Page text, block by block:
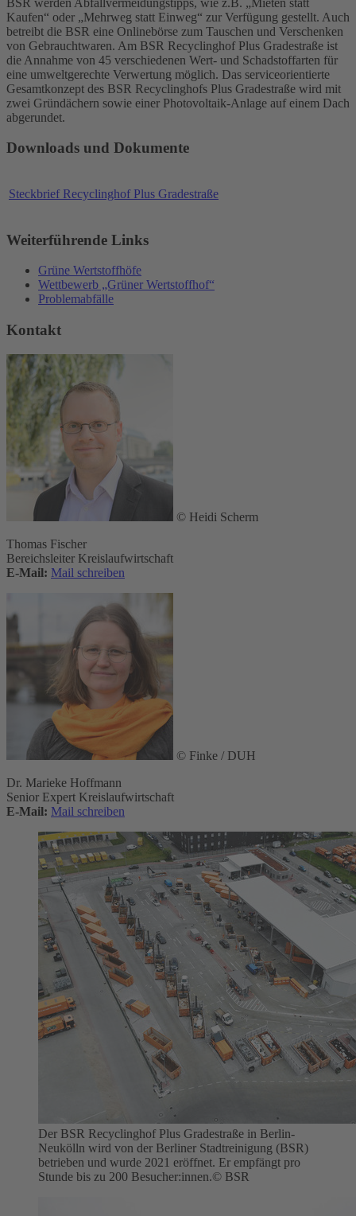
Kaufen“ oder „Mehrweg statt Einweg“ zur Verfügung gestellt. Auch
betreibt die BSR eine Onlinebörse zum Tauschen und Verschenken
von Gebrauchtwaren. Am BSR Recyclinghof Plus Gradestraße ist
die Annahme von 45 verschiedenen Wert- und Schadstoffarten für
eine umweltgerechte Verwertung möglich. Das serviceorientierte
Gesamtkonzept des BSR Recyclinghofs Plus Gradestraße wird mit
zwei Gründächern sowie einer Photovoltaik-Anlage auf einem Dach
abgerundet.
Downloads und Dokumente
Steckbrief Recyclinghof Plus Gradestraße
Weiterführende Links
Grüne Wertstoffhöfe
Wettbewerb „Grüner Wertstoffhof“
Problemabfälle
Kontakt
© Heidi Scherm
Thomas Fischer
Bereichsleiter Kreislaufwirtschaft
E-Mail: Mail schreiben
© Finke / DUH
Dr. Marieke Hoffmann
Senior Expert Kreislaufwirtschaft
E-Mail: Mail schreiben
Der BSR Recyclinghof Plus Gradestraße in Berlin-
Neukölln wird von der Berliner Stadtreinigung (BSR)
betrieben und wurde 2021 eröffnet. Er empfängt pro
Stunde bis zu 200 Besucher:innen.© BSR